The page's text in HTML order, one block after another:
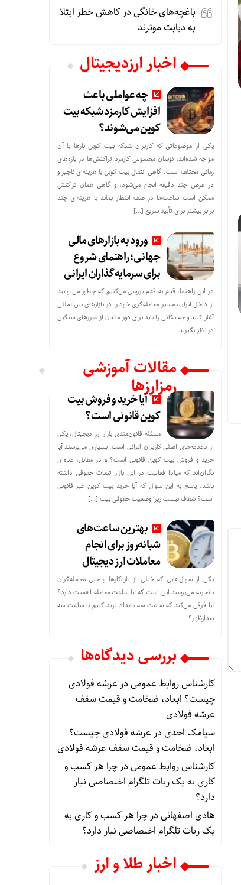
باغچه‌های خانگی در کاهش خطر ابتلا
به دیابت موثرند
اخبار ارزدیجیتال
چه عواملی باعث
افزایش کارمزد شبکه بیت
کوین می‌شوند؟
یکی از موضوعاتی که کاربران شبکه بیت کوین بارها با آن
مواجه شده‌اند، نوسان محسوس کارمزد تراکنش‌ها در بازه‌های
زمانی مختلف است. گاهی انتقال بیت کوین با هزینه‌ای ناچیز و
در عرض چند دقیقه انجام می‌شود، و گاهی همان تراکنش
ممکن است ساعت‌ها در صف انتظار بماند یا هزینه‌ای چند
برابر بیشتر برای تأیید سریع […]
ورود به بازارهای مالی
جهانی؛ راهنمای شروع
برای سرمایه‌گذاران ایرانی
در این راهنما، قدم به قدم بررسی می‌کنیم که چطور می‌توانید
از داخل ایران، مسیر معامله‌گری خود را در بازارهای بین‌المللی
آغاز کنید و چه نکاتی را باید برای دور ماندن از ضررهای سنگین
در نظر بگیرید.
مقالات آموزشی
رمزارزهاآیا خرید و فروش بیت
کوین قانونی است؟
مسئله قانون‌مندی بازار ارز دیجیتال، یکی
از دغدغه‌های اصلی کاربران ایرانی است. بسیاری می‌پرسند آیا
خرید و فروش بیت کوین قانونی است؟ و در مقابل، عده‌ای
نگران‌اند که مبادا فعالیت در این بازار تبعات حقوقی داشته
باشد. پاسخ به این سوال که آیا خرید بیت کوین غیر قانونی
است؟ شفاف نیست زیرا وضعیت حقوقی بیت‌ […]
بهترین ساعت‌های
شبانه‌روز برای انجام
معاملات ارز دیجیتال
یکی از سوال‌هایی که خیلی از تازه‌کارها و حتی معامله‌گران
باتجربه می‌پرسند این است که آیا ساعت معامله اهمیت دارد؟
آیا فرقی می‌کند که ساعت سه بامداد ترید کنیم یا ساعت سه
بعدازظهر؟
بررسی دیدگاه‌ها
کارشناس روابط عمومیدر عرشه فولادی
چیست؟ ابعاد، ضخامت و قیمت سقف
عرشه فولادی
سیامک احدیدر عرشه فولادی چیست؟
ابعاد، ضخامت و قیمت سقف عرشه فولادی
کارشناس روابط عمومیدرچرا هر کسب‌ و
کاری به یک ربات تلگرام اختصاصی نیاز
دارد؟
هادی اصفهانیدرچرا هر کسب‌ و کاری به
یک ربات تلگرام اختصاصی نیاز دارد؟
اخبار طلا و ارز